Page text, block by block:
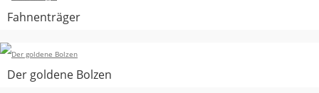
Fahnenträger
Der goldene Bolzen